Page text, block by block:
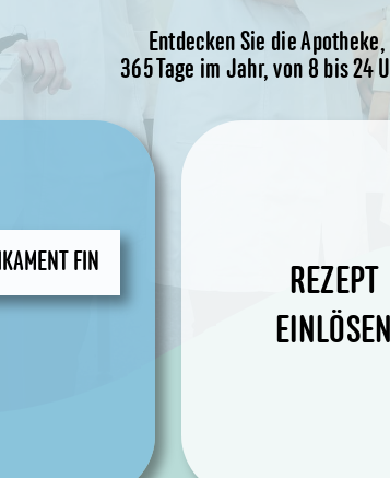
Entdecken Sie die
365 Tage im Jahr, von 8 bis 24
REZEPT
EINLÖSEN